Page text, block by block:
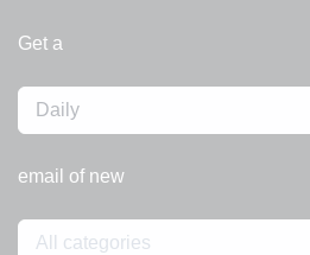
Get a
Daily
email of new
All categories